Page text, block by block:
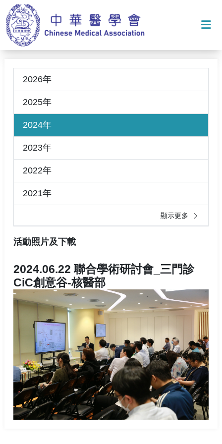
2026年
2025年
2024年
2023年
2022年
2021年
顯示更多
活動照片及下載
2024.06.22 聯合學術研討會_三門診
CiC創意谷-核醫部